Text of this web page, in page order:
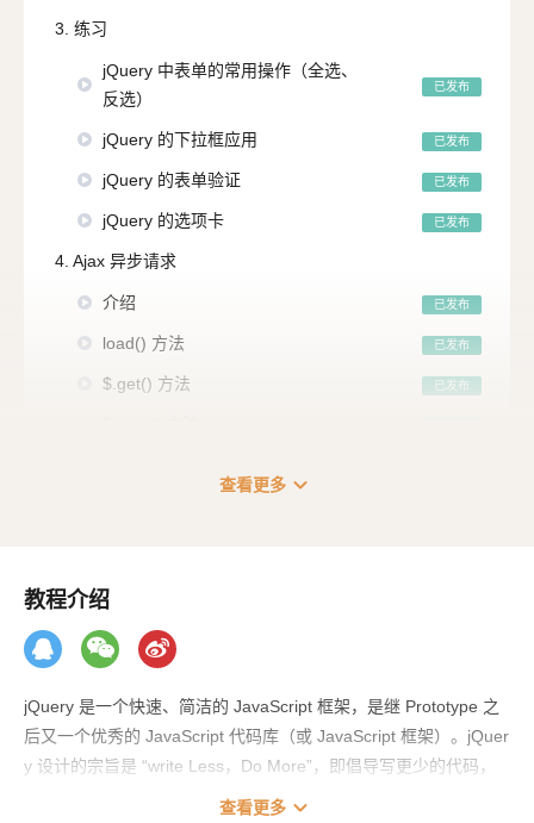
3. 练习
jQuery 中表单的常用操作（全选、
反选）
已发布
jQuery 的下拉框应用 已发布
jQuery 的表单验证 已发布
jQuery 的选项卡 已发布
4. Ajax 异步请求
介绍 已发布
load() 方法 已发布
$.get() 方法 已发布
查看更多 expand_more
教程介绍
jQuery 是一个快速、简洁的 JavaScript 框架，是继 Prototype 之
后又一个优秀的 JavaScript 代码库（或 JavaScript 框架）。jQuer
y 设计的宗旨是 “write Less，Do More”，即倡导写更少的代码，
做更多的事情。它封装 JavaScript 常用的功能代码，提供一种简
查看更多 expand_more